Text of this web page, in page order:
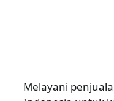
Melayani